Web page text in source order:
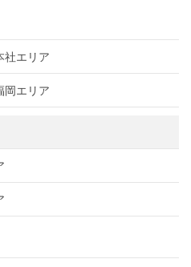
社エリア
岡エリア